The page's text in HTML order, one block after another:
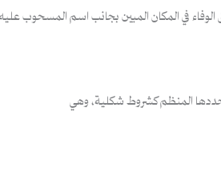
في المكان المبين بجانب اسم المسحوب
حددها المنظم كشروط شكلية، وهي